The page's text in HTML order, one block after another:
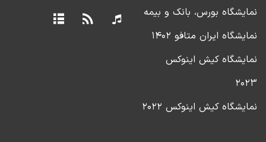
نمایشگاه بورس، بانک و بیمه
نمایشگاه ایران متافو ۱۴۰۲
نمایشگاه کیش اینوکس
۲۰۲۳
نمایشگاه کیش اینوکس ۲۰۲۲